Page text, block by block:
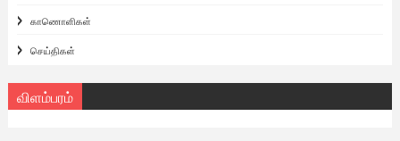
காணொளிகள்
செய்திகள்
விளம்பரம்